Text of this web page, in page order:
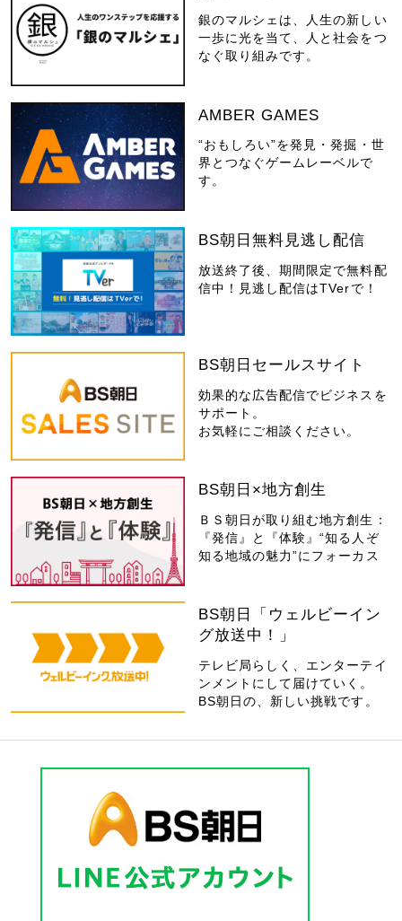
銀のマルシェは、人生の新しい
一歩に光を当て、人と社会をつ
なぐ取り組みです。
AMBER GAMES
“おもしろい”を発見・発掘・世
界とつなぐゲームレーベルで
す。
BS朝日無料見逃し配信
放送終了後、期間限定で無料配
信中！見逃し配信はTVerで！
BS朝日セールスサイト
効果的な広告配信でビジネスを
サポート。
お気軽にご相談ください。
BS朝日×地方創生
ＢＳ朝日が取り組む地方創生：
『発信』と『体験』“知る人ぞ
知る地域の魅力”にフォーカス
BS朝日「ウェルビーイン
グ放送中！」
テレビ局らしく、エンターテイ
ンメントにして届けていく。
BS朝日の、新しい挑戦です。